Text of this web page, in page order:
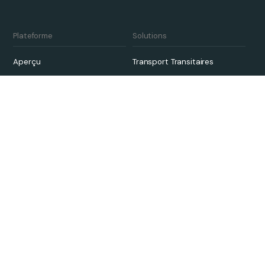
Plateforme
Aperçu
Tarification
Solutions
Transport Transitaires
3PL